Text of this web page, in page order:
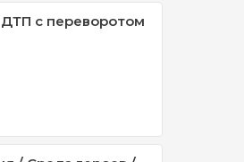
ДТП с переворотом